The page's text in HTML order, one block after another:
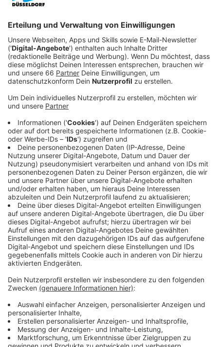
Veröffentlicht:
Anzeige
Der Umzug aufs Land bringt schon jede Menge Chaos
mit sich. Doch dann stützt auch noch ein Meteorit auf
ihrem Grundstück ab. Das Ding aus dem All leuchtet
nicht nur lila-pink, sondern es verändert auch seine
Umgebung in die schillernsten Farben. Und auch die
Familie von Nathan und Theresa bleibt nicht
verschont. Jede Lebensform, die mit dem Meteoriten
in Berührung kommt, mutiert und treibt alles um sich
herum in den Wahnsinn.
Anzeige
Wir benötigen Ihre
Zustimmung, um den YouTube
Video-Service zu laden!
Wir verwenden einen Service eines
Drittanbieters, um Videoinhalte
einzubetten. Dieser Service kann
Daten zu Ihren Aktivitäten
sammeln. Bitte lesen Sie die
Details durch und stimmen Sie der
Nutzung des Service zu, um dieses